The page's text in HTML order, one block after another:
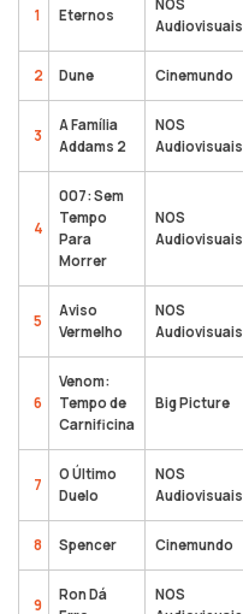
1 Eternos
NOS
Audiovisuais
2 Dune Cinemundo
3
A Família
Addams 2
NOS
Audiovisuais
4
007: Sem
Tempo
Para
Morrer
NOS
Audiovisuais
5
Aviso
Vermelho
NOS
Audiovisuais
6
Venom:
Tempo de
Carnificina
Big Picture
7
O Último
Duelo
NOS
Audiovisuais
8 Spencer Cinemundo
9
Ron Dá
NOS